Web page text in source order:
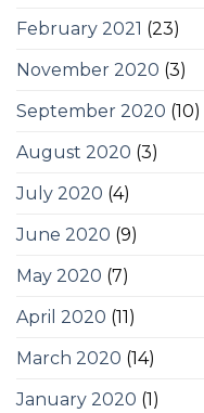
February 2021 (23)
November 2020 (3)
September 2020 (10)
August 2020 (3)
July 2020 (4)
June 2020 (9)
May 2020 (7)
April 2020 (11)
March 2020 (14)
January 2020 (1)